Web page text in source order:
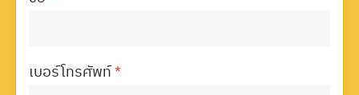
เบอร์โทรศัพท์*